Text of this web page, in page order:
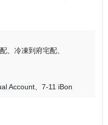
冷凍到府宅配
Account 7-11 iBon